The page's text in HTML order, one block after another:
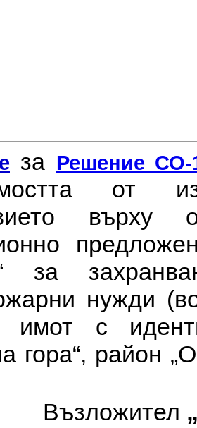
за Решение СО-
от
за
нужди
имот с
гора“, район
Възложител